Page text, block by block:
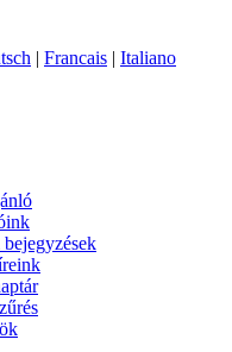
| Francais | Italiano